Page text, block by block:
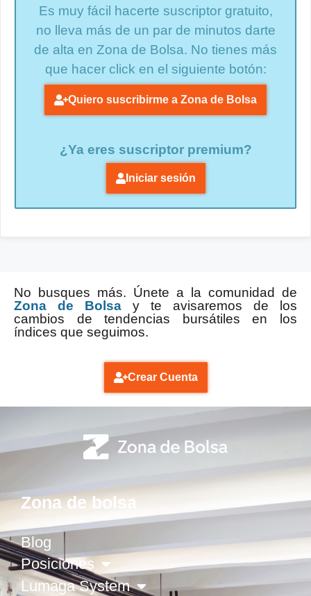
Es muy fácil hacerte suscriptor gratuito,
no lleva más de un par de minutos darte
de alta en Zona de Bolsa. No tienes más
que hacer click en el siguiente botón:
Quiero suscribirme a Zona de Bolsa
¿Ya eres suscriptor premium?
Iniciar sesión
No busques más. Únete a la comunidad de
Zona de Bolsa y te avisaremos de los
cambios de tendencias bursátiles en los
índices que seguimos.
Crear Cuenta
Zona de bolsa
Blog
Posiciones
Lumaga System